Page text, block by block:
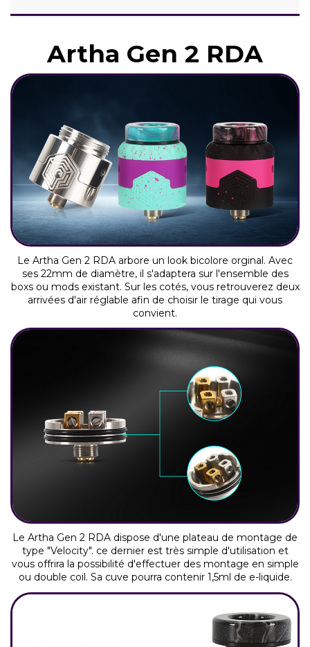
Artha Gen 2 RDA
Le Artha Gen 2 RDA arbore un look bicolore orginal. Avec
ses 22mm de diamètre, il s'adaptera sur l'ensemble des
boxs ou mods existant. Sur les cotés, vous retrouverez deux
arrivées d'air réglable afin de choisir le tirage qui vous
convient.
Le Artha Gen 2 RDA dispose d'une plateau de montage de
type "Velocity". ce dernier est très simple d'utilisation et
vous offrira la possibilité d'effectuer des montage en simple
ou double coil. Sa cuve pourra contenir 1,5ml de e-liquide.